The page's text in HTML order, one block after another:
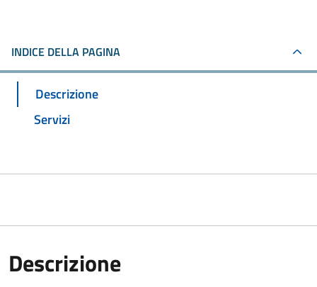
INDICE DELLA PAGINA
Descrizione
Servizi
Descrizione